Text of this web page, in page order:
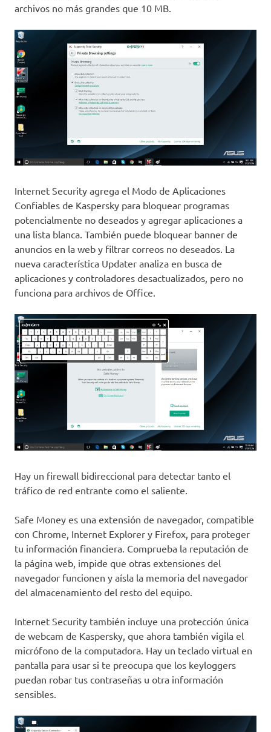
archivos no más grandes que 10 MB.
Internet Security agrega el Modo de Aplicaciones
Confiables de Kaspersky para bloquear programas
potencialmente no deseados y agregar aplicaciones a
una lista blanca. También puede bloquear banner de
anuncios en la web y filtrar correos no deseados. La
nueva característica Updater analiza en busca de
aplicaciones y controladores desactualizados, pero no
funciona para archivos de Office.
Hay un firewall bidireccional para detectar tanto el
tráfico de red entrante como el saliente.
Safe Money es una extensión de navegador, compatible
con Chrome, Internet Explorer y Firefox, para proteger
tu información financiera. Comprueba la reputación de
la página web, impide que otras extensiones del
navegador funcionen y aísla la memoria del navegador
del almacenamiento del resto del equipo.
Internet Security también incluye una protección única
de webcam de Kaspersky, que ahora también vigila el
micrófono de la computadora. Hay un teclado virtual en
pantalla para usar si te preocupa que los keyloggers
puedan robar tus contraseñas u otra información
sensibles.